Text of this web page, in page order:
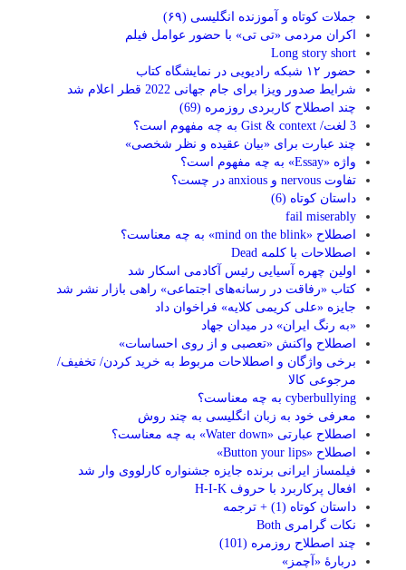
جملات کوتاه و آموزنده انگلیسی (۶۹)
اکران مردمی «تی تی» با حضور عوامل فیلم
Long story short
حضور ۱۲ شبکه رادیویی در نمایشگاه کتاب
شرایط صدور ویزا برای جام جهانی 2022 قطر اعلام شد
چند اصطلاح کاربردی روزمره (69)
3 لغت/ Gist & context به چه مفهوم است؟
چند عبارت برای «بیان عقیده و نظر شخصی»
واژه «Essay» به چه مفهوم است؟
تفاوت nervous و anxious در چست؟
داستان کوتاه (6)
fail miserably
اصطلاح «mind on the blink» به چه معناست؟
اصطلاحات با کلمه Dead
اولین چهره آسیایی رئیس آکادمی اسکار شد
کتاب «رفاقت در رسانه‌های اجتماعی» راهی بازار نشر شد
جایزه «علی کریمی کلایه» فراخوان داد
«به رنگ ایران» در میدان جهاد
اصطلاح واکنش «تعصبی و از روی احساسات»
برخی واژگان و اصطلاحات مربوط به خرید کردن/ تخفیف/
مرجوعی کالا
cyberbullying به چه معناست؟
معرفی خود به زبان انگلیسی به چند روش
اصطلاح عبارتی «Water down» به چه معناست؟
اصطلاح «Button your lips»
فیلمساز ایرانی برنده جایزه جشنواره کارلووی وار شد
افعال پرکاربرد با حروف H-I-K
داستان کوتاه (1) + ترجمه
نکات گرامری Both
چند اصطلاح روزمره (101)
دربارۀ «آچمز»